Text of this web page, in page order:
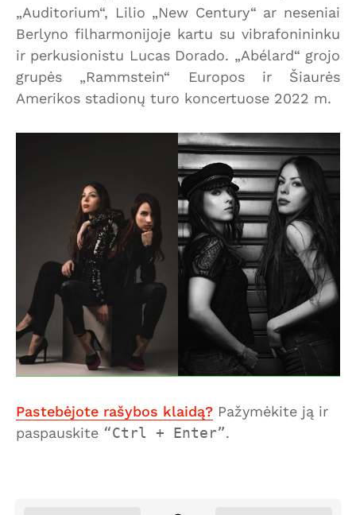
„Auditorium“, Lilio „New Century“ ar neseniai
Berlyno filharmonijoje kartu su vibrafonininku
ir perkusionistu Lucas Dorado. „Abélard“ grojo
grupės „Rammstein“ Europos ir Šiaurės
Amerikos stadionų turo koncertuose 2022 m.
Pastebėjote rašybos klaidą? Pažymėkite ją ir
paspauskite
Ctrl + Enter .